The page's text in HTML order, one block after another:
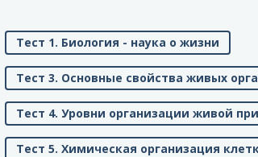
Тест 1. Биология - наука о жизни
Тест 3. Основные свойства живых
Тест 4. Уровни организации живой
Тест 5. Химическая организация